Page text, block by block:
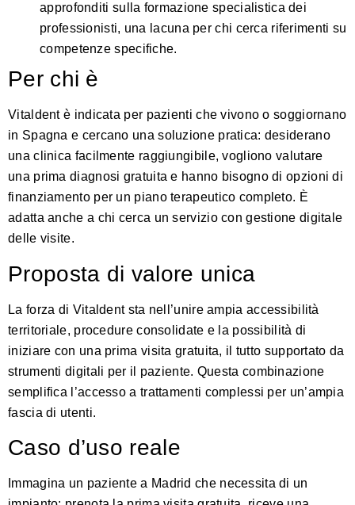
approfonditi sulla formazione specialistica dei
professionisti, una lacuna per chi cerca riferimenti su
competenze specifiche.
Per chi è
Vitaldent è indicata per pazienti che vivono o soggiornano
in Spagna e cercano una soluzione pratica: desiderano
una clinica facilmente raggiungibile, vogliono valutare
una prima diagnosi gratuita e hanno bisogno di opzioni di
finanziamento per un piano terapeutico completo. È
adatta anche a chi cerca un servizio con gestione digitale
delle visite.
Proposta di valore unica
La forza di Vitaldent sta nell’unire ampia accessibilità
territoriale, procedure consolidate e la possibilità di
iniziare con una prima visita gratuita, il tutto supportato da
strumenti digitali per il paziente. Questa combinazione
semplifica l’accesso a trattamenti complessi per un’ampia
fascia di utenti.
Caso d’uso reale
Immagina un paziente a Madrid che necessita di un